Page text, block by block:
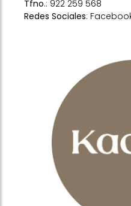
Tfno.: 922 259 568
Redes Sociales: